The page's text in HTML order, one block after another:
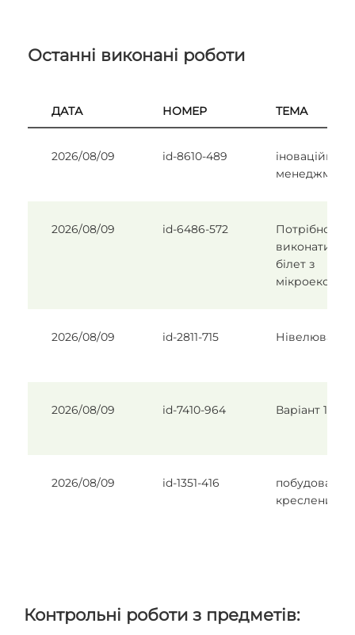
Останні виконані роботи
ДАТА НОМЕР ТЕМА
2026/08/09 id-8610-489
іноваційний
менеджмент
2026/08/09 id-6486-572
Потрібно
виконати
білет з
2026/08/09 id-2811-715 Нівелювання
2026/08/09 id-7410-964 Варіант 19
2026/08/09 id-1351-416
побудова
кресленика
Контрольні роботи з предметів: